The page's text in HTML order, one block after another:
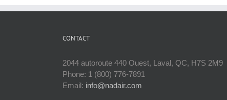
CONTACT
2044 autoroute 440 Ouest, Laval, QC, H7S 2M9
Phone: 1 (800) 776-7891
Email: info@nadair.com